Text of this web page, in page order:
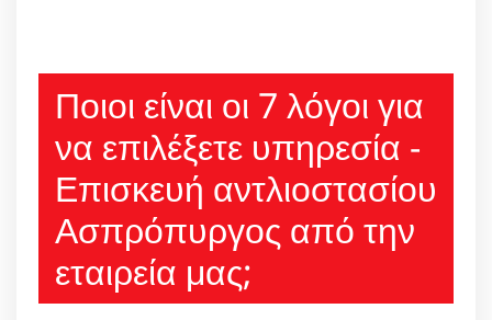
Ποιοι είναι οι 7 λόγοι για
να επιλέξετε υπηρεσία -
Επισκευή αντλιοστασίου
Ασπρόπυργος από την
εταιρεία μας;